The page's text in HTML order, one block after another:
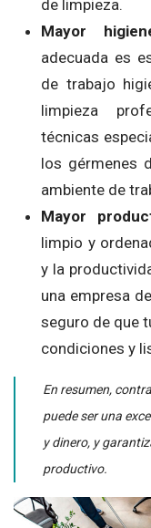
de limpieza.
Mayor
adecuada es
de trabajo
limpieza
técnicas
los gérmenes
ambiente de
Mayor
limpio y
y la
una empresa
seguro de que
condiciones y
En resumen,
puede ser una
y dinero, y
productivo.